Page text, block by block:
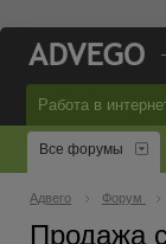
Работа в
Все форумы
Адвего Форум
Продажа